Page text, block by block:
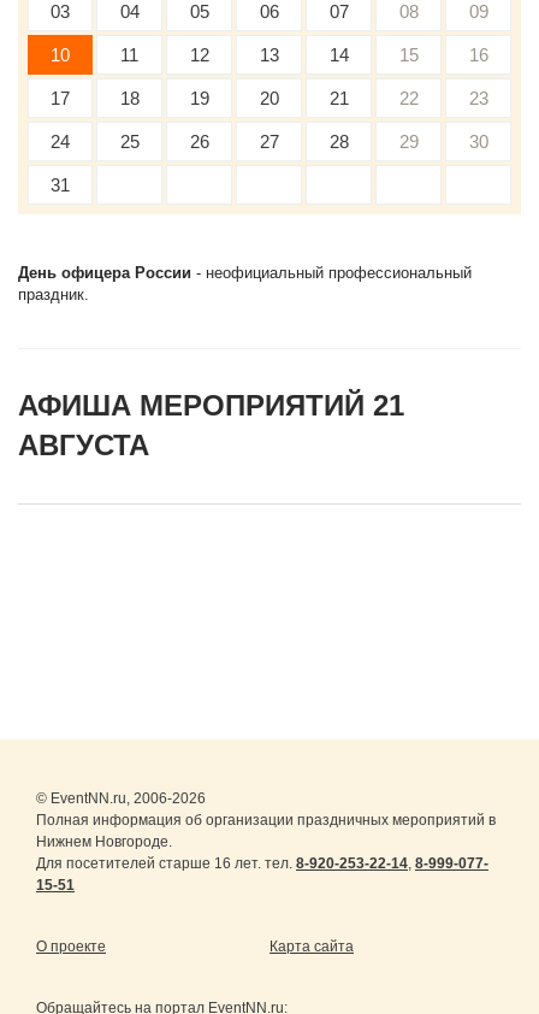
03 04 05 06 07 08 09
10 11 12 13 14 15 16
17 18 19 20 21 22 23
24 25 26 27 28 29 30
31
День офицера России - неофициальный профессиональный
праздник.
АФИША МЕРОПРИЯТИЙ 21
АВГУСТА
© EventNN.ru, 2006-2026
Полная информация об организации праздничных мероприятий в
Нижнем Новгороде.
Для посетителей старше 16 лет. тел. 8-920-253-22-14, 8-999-077-
15-51
О проекте Карта сайта
Обращайтесь на портал EventNN.ru: